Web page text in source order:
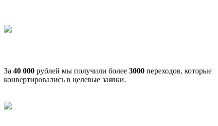
За 40 000 рублей мы получили более 3000 переходов, которые
конвертировались в целевые заявки.